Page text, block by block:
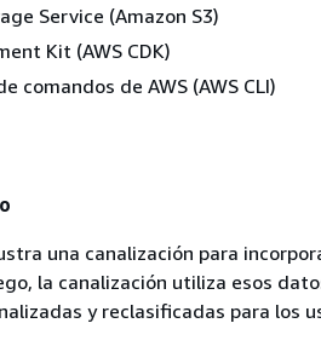
Service (Amazon S3)
Kit (AWS CDK)
comandos de AWS (AWS CLI)
una canalización para
la canalización utiliza esos
y reclasificadas para los